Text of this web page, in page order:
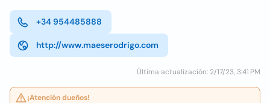
+34 954485888
http://www.maeserodrigo.com
Última actualización: 2/17/23, 3:41 PM
¡Atención dueños!